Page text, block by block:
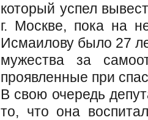
который успел
г. Москве, пока на
Исмаилову было 27
мужества за
проявленные при
В свою очередь
то, что она